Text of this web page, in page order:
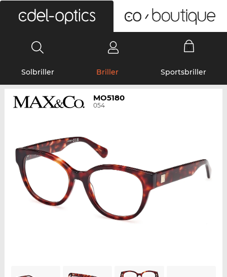
Solbriller Briller Sportsbriller
MO5180
054